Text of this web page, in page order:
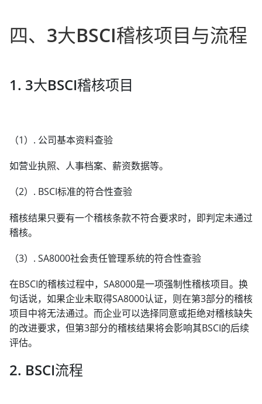
四、3大BSCI稽核项目与流程
1. 3大BSCI稽核项目
（1）. 公司基本资料查验
如营业执照、人事档案、薪资数据等。
（2）. BSCI标准的符合性查验
稽核结果只要有一个稽核条款不符合要求时，即判定未通过
稽核。
（3）. SA8000社会责任管理系统的符合性查验
在BSCI的稽核过程中，SA8000是一项强制性稽核项目。换
句话说，如果企业未取得SA8000认证，则在第3部分的稽核
项目中将无法通过。而企业可以选择同意或拒绝对稽核缺失
的改进要求，但第3部分的稽核结果将会影响其BSCI的后续
评估。
2. BSCI流程